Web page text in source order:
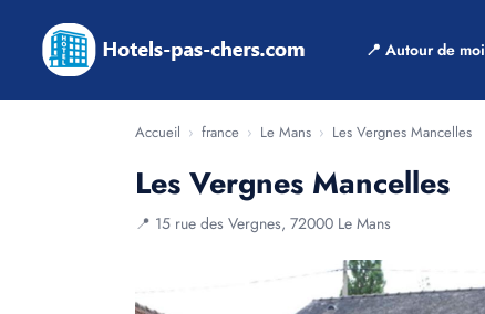
📍 Autour de moi
Accueil › france › Le Mans › Les Vergnes Mancelles
Les Vergnes Mancelles
📍 15 rue des Vergnes, 72000 Le Mans